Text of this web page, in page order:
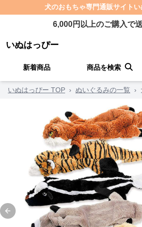
犬のおもちゃ専門通販サイト
6,000円以上のご購入で
いぬはっぴー
新着商品 商品を検索
いぬはっぴー TOP › ぬいぐるみの一覧 ›
Previous slide